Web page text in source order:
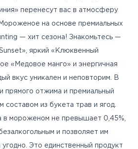
перенесут вас в атмосферу
на основе премиальных
— хит сезона! Знакомьтесь —
яркий «Клюквенный
«Медовое манго» и энергичная
вкус уникален и неповторим. В
прямого отжима и премиальный
составом из букета трав и ягод.
в мороженом не превышает 0,45%,
и позволяет им
угодно. Это единственный продукт